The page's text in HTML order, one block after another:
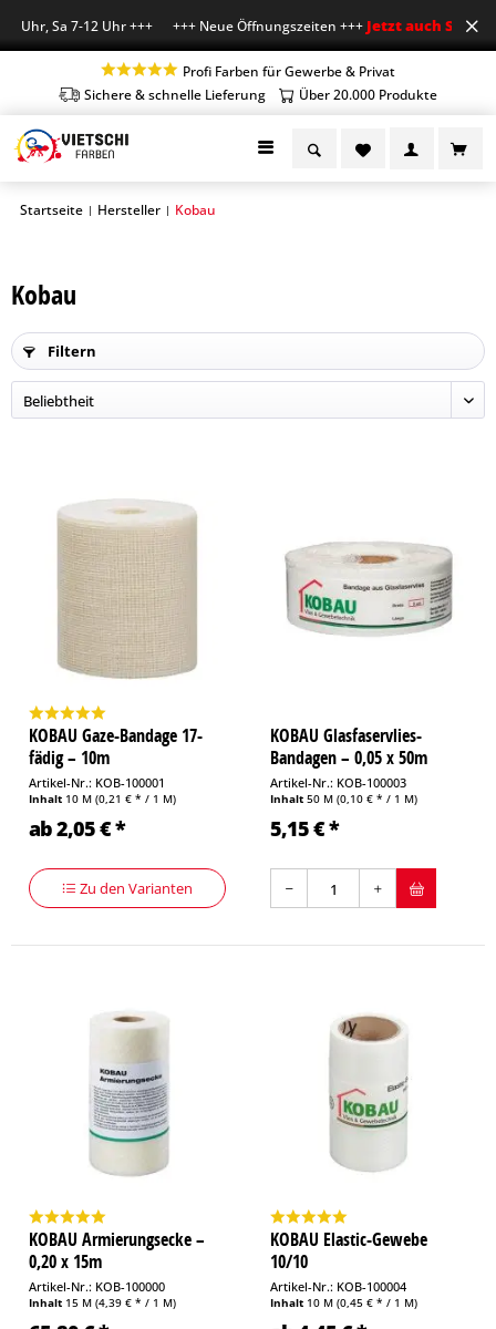
Uhr, Sa 7-12 Uhr +++ +++ Neue Öffnungszeiten +++Jetzt auch Sa
Profi Farben für Gewerbe & Privat
Sichere & schnelle Lieferung
Über 20.000 Produkte
Startseite | Hersteller | Kobau
Kobau
Filtern
KOBAU Gaze-Bandage 17-
fädig – 10m
Artikel-Nr.: KOB-100001
Inhalt 10 M(0,21 € * / 1 M)
ab 2,05 € *
Zu den Varianten
KOBAU Glasfaservlies-
Bandagen – 0,05 x 50m
Artikel-Nr.: KOB-100003
Inhalt50 M(0,10 € * / 1 M)
5,15 € *
KOBAU Armierungsecke –
0,20 x 15m
Artikel-Nr.: KOB-100000
Inhalt 15 M(4,39 € * / 1 M)
KOBAU Elastic-Gewebe
10/10
Artikel-Nr.: KOB-100004
Inhalt 10 M(0,45 € * / 1 M)